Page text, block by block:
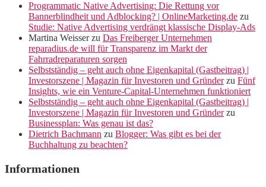
Programmatic Native Advertising: Die Rettung vor
Bannerblindheit und Adblocking? | OnlineMarketing.de zu
Studie: Native Advertising verdrängt klassische Display-Ads
Martina Weisserzu Das Freiberger Unternehmen
reparadius.de will für Transparenz im Markt der
Fahrradreparaturen sorgen
Selbstständig – geht auch ohne Eigenkapital (Gastbeitrag) |
Investorszene | Magazin für Investoren und Gründerzu Fünf
Insights, wie ein Venture-Capital-Unternehmen funktioniert
Selbstständig – geht auch ohne Eigenkapital (Gastbeitrag) |
Investorszene | Magazin für Investoren und Gründerzu
Businessplan: Was genau ist das?
Dietrich Bachmann zu Blogger: Was gibt es bei der
Buchhaltung zu beachten?
Informationen